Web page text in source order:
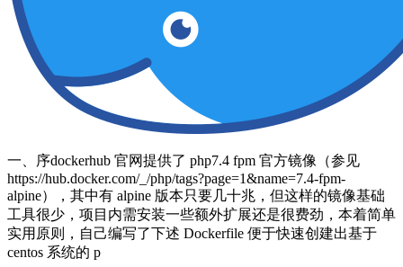
一、序dockerhub 官网提供了 php7.4 fpm 官方镜像（参见
https://hub.docker.com/_/php/tags?page=1&name=7.4-fpm-
alpine），其中有 alpine 版本只要几十兆，但这样的镜像基础
工具很少，项目内需安装一些额外扩展还是很费劲，本着简单
实用原则，自己编写了下述 Dockerfile 便于快速创建出基于
centos 系统的 p